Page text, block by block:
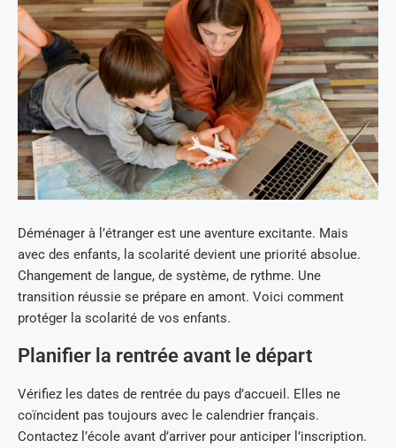
Déménager à l’étranger est une aventure excitante. Mais
avec des enfants, la scolarité devient une priorité absolue.
Changement de langue, de système, de rythme. Une
transition réussie se prépare en amont. Voici comment
protéger la scolarité de vos enfants.
Planifier la rentrée avant le départ
Vérifiez les dates de rentrée du pays d’accueil. Elles ne
coïncident pas toujours avec le calendrier français.
Contactez l’école avant d’arriver pour anticiper l’inscription.